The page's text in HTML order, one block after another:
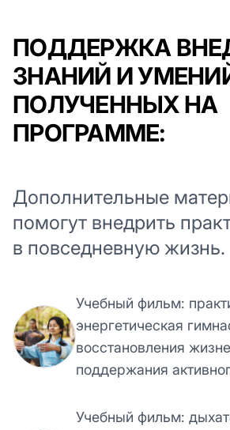
ПОДДЕРЖКА
ЗНАНИЙ И
ПОЛУЧЕННЫХ НА
ПРОГРАММЕ:
Дополнительные
помогут внедрить
в повседневную жизнь.
Учебный фильм:
энергетическая
восстановления
поддержания
Учебный фильм: